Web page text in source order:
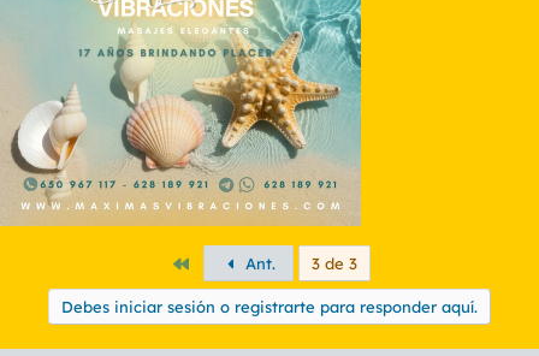
PrimeroAnt. 3 de 3
Debes iniciar sesión o registrarte para responder aquí.